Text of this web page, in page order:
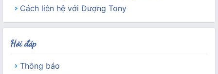
Cách liên hệ với Dượng Tony
Hỏi đáp
Thông báo